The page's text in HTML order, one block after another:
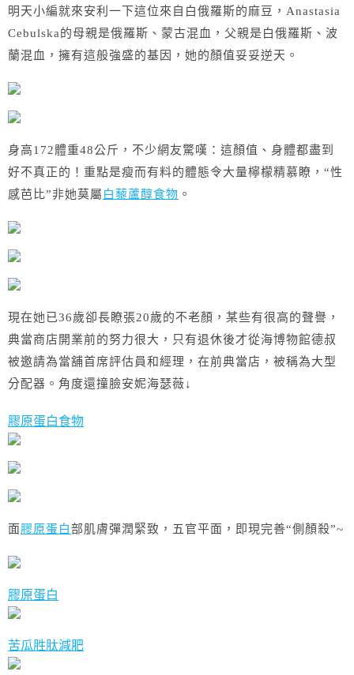
明天小編就來安利一下這位來自白俄羅斯的麻豆， Anastasia
Cebulska的母親是俄羅斯、蒙古混血，父親是白俄羅斯、波
蘭混血，擁有這般強盛的基因，她的顏值妥妥逆天。
身高172體重48公斤，不少網友驚嘆： 這顏值、身體都盡到
好不真正的！重點是瘦而有料的體態令大量檸檬精慕瞭，“性
感芭比”非她莫屬 白藜蘆醇食物 。
現在她已36歲卻長瞭張20歲的不老顏，某些有很高的聲譽，
典當商店開業前的努力很大，只有退休後才從海博物館德叔
被邀請為當舖首席評估員和經理，在前典當店，被稱為大型
分配器。角度還撞臉安妮海瑟薇↓
膠原蛋白食物
面膠原蛋白部肌膚彈潤緊致，五官平面，即現完善“側顏殺”~
膠原蛋白
苦瓜胜肽減肥